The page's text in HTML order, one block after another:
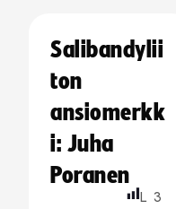
Salibandylii
ton
ansiomerkk
i: Juha
Poranen
L 3